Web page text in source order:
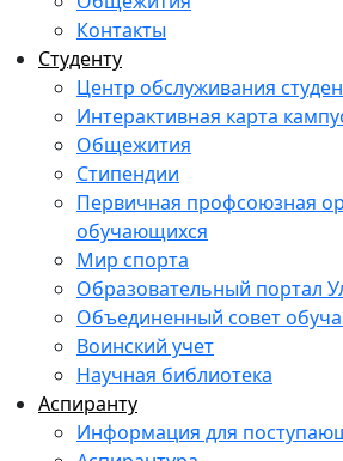
Контакты
Студенту
Центр обслуживания
Интерактивная карта
Общежития
Стипендии
Первичная профсоюзная
обучающихся
Мир спорта
Образовательный портал
Объединенный совет
Воинский учет
Научная библиотека
Аспиранту
Информация для